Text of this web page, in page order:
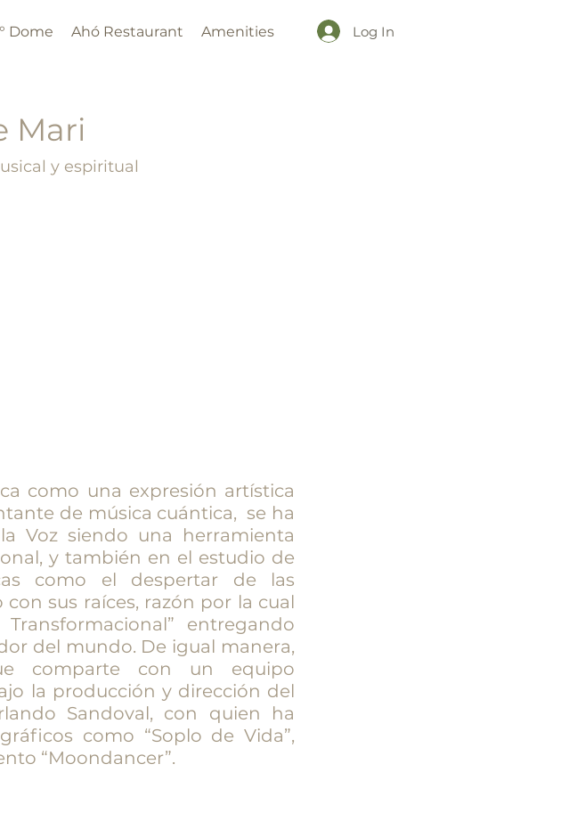
Dome Ahó Restaurant Amenities Log In
Mari
y espiritual
como una expresión artística
de música cuántica, se ha
Voz siendo una herramienta
y también en el estudio de
como el despertar de las
sus raíces, razón por la cual
entregando
del mundo. De igual manera,
comparte con un equipo
la producción y dirección del
Sandoval, con quien ha
como “Soplo de Vida”,
“Moondancer”.